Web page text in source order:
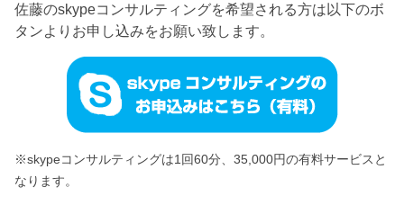
佐藤のskypeコンサルティングを希望される方は以下のボ
タンよりお申し込みをお願い致します。
※skypeコンサルティングは1回60分、35,000円の有料サービスと
なります。